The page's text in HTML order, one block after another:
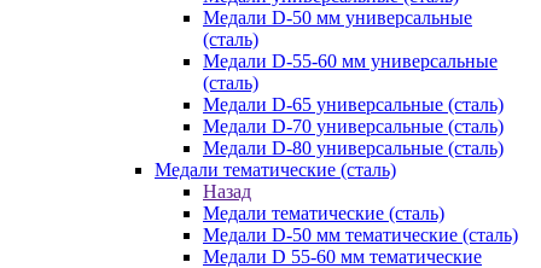
Медали D-50 мм универсальные
(сталь)
Медали D-55-60 мм универсальные
(сталь)
Медали D-65 универсальные (сталь)
Медали D-70 универсальные (сталь)
Медали D-80 универсальные (сталь)
Медали тематические (сталь)
Назад
Медали тематические (сталь)
Медали D-50 мм тематические (сталь)
Медали D 55-60 мм тематические